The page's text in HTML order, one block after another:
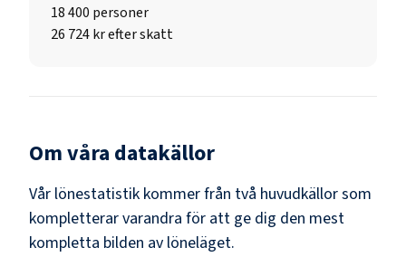
18 400 personer
26 724 kr efter skatt
Om våra datakällor
Vår lönestatistik kommer från två huvudkällor som
kompletterar varandra för att ge dig den mest
kompletta bilden av löneläget.